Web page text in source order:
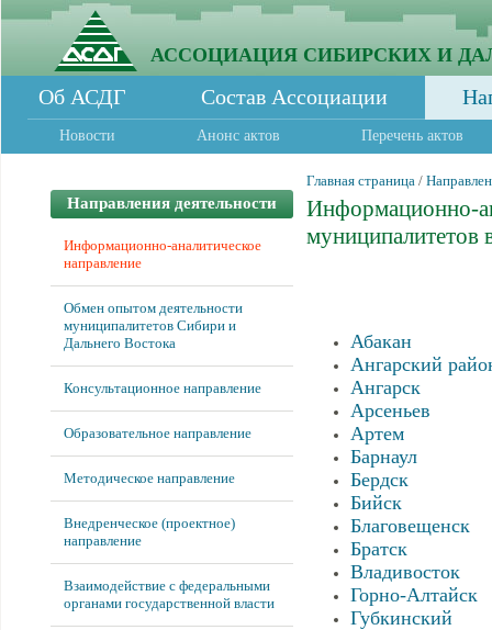
АССОЦИАЦИЯ СИБИРСКИХ И
Об АСДГ Состав Ассоциации
Новости Анонс актов Перечень актов
Направления деятельности
Информационно-аналитическое
направление
Обмен опытом деятельности
муниципалитетов Сибири и
Дальнего Востока
Консультационное направление
Образовательное направление
Методическое направление
Внедренческое (проектное)
направление
Взаимодействие с федеральными
органами государственной власти
Главная страница /
Информационно-
муниципалитетов
Абакан
Ангарский
Ангарск
Арсеньев
Артем
Барнаул
Бердск
Бийск
Благовещенск
Братск
Владивосток
Горно-Алтайск
Губкинский